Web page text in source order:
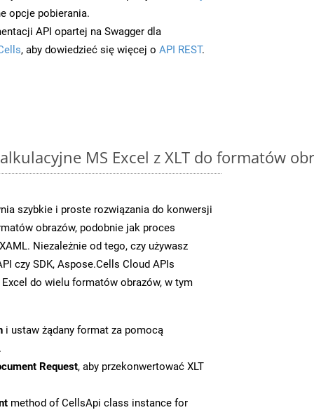
opcje pobierania.
API opartej na Swagger dla
, aby dowiedzieć się więcej o API REST.
MS Excel z XLT do formatów
szybkie i proste rozwiązania do konwersji
obrazów, podobnie jak proces
Niezależnie od tego, czy używasz
czy SDK, Aspose.Cells Cloud APIs
do wielu formatów obrazów, w tym
i ustaw żądany format za pomocą
Request, aby przekonwertować XLT
method of CellsApi class instance for